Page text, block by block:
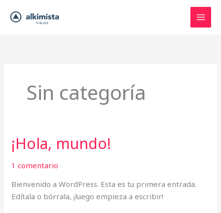
Sin categoría
¡Hola, mundo!
1 comentario
Bienvenido a WordPress. Esta es tu primera entrada.
Edítala o bórrala, ¡luego empieza a escribir!
¡Hola,
mundo!